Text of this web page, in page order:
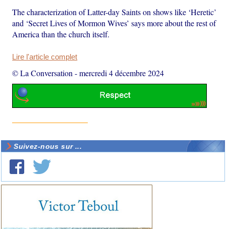
The characterization of Latter-day Saints on shows like ‘Heretic’
and ‘Secret Lives of Mormon Wives’ says more about the rest of
America than the church itself.
Lire l'article complet
© La Conversation -mercredi 4 décembre 2024
Suivez-nous sur ...